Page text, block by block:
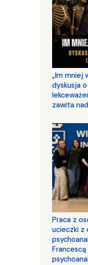
„Im mniej
dyskusja
zawita
Praca z
ucieczki z